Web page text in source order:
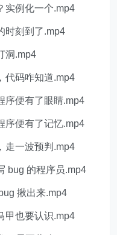
实例化一个.mp4
时刻到了.mp4
洞.mp4
代码咋知道.mp4
序便有了眼睛.mp4
序便有了记忆.mp4
走一波预判.mp4
bug 的程序员.mp4
揪出来.mp4
甲也要认识.mp4